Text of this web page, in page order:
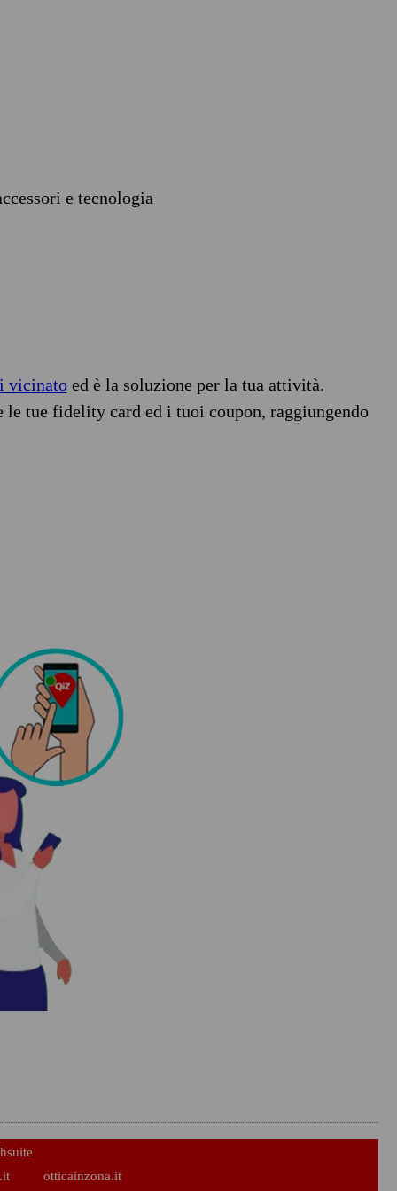
e tecnologia
vicinatoed è la soluzione per la tua attività.
tue fidelity card ed i tuoi coupon, raggiungendo
otticainzona.it